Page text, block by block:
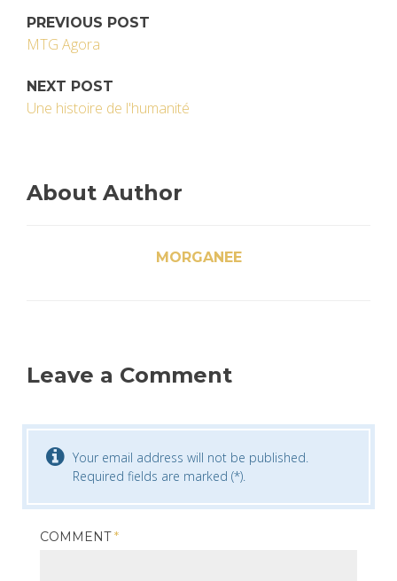
PREVIOUS POST
MTG Agora
NEXT POST
Une histoire de l'humanité
About Author
MORGANEE
Leave a Comment
Your email address will not be published.
Required fields are marked (*).
COMMENT*